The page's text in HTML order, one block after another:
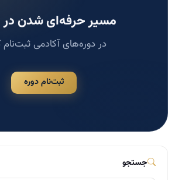
مسیر حرفه‌ای شدن در
در دوره‌های آکادمی ثبت‌نام
ثبت‌نام دوره
جستجو